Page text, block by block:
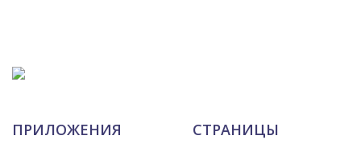
ПРИЛОЖЕНИЯ СТРАНИЦЫ